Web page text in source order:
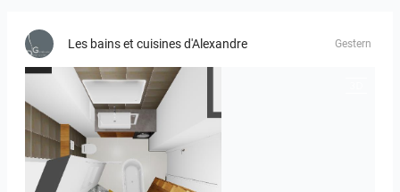
Les bains et cuisines d'Alexandre Gestern